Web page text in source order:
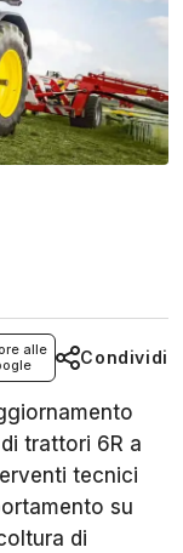
alle
Condividi
trattori 6R a
tecnici
su
di